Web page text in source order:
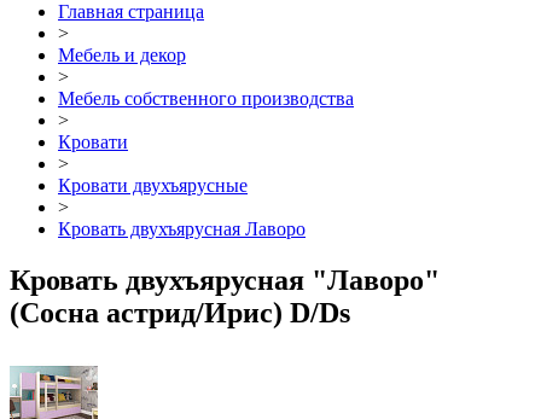
Главная страница
>
Мебель и декор
>
Мебель собственного производства
>
Кровати
>
Кровати двухъярусные
>
Кровать двухъярусная Лаворо
Кровать двухъярусная "Лаворо"
(Сосна астрид/Ирис) D/Ds